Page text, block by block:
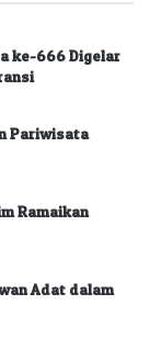
ke-666 Digelar
Pariwisata
Ramaikan
Adat dalam